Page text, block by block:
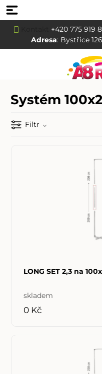
+420 775 919
Adresa: Bystřice
Systém
Filtr
LONG SET 2,3 na
skladem
0 Kč